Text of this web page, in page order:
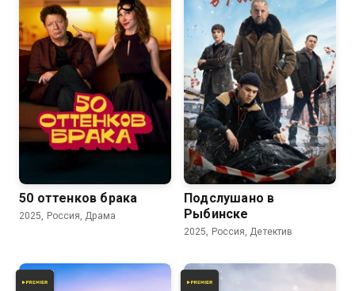
50 оттенков брака
2025, Россия, Драма
7.9 7.2
Подслушано в
Рыбинске
2025, Россия, Детектив